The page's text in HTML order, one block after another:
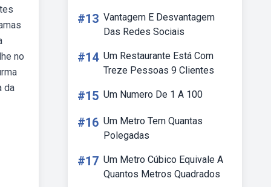
no
da
#13 Vantagem E Desvantagem
Das Redes Sociais
#14 Um Restaurante Está Com
Treze Pessoas 9 Clientes
#15 Um Numero De 1 A 100
#16 Um Metro Tem Quantas
Polegadas
#17 Um Metro Cúbico Equivale A
Quantos Metros Quadrados